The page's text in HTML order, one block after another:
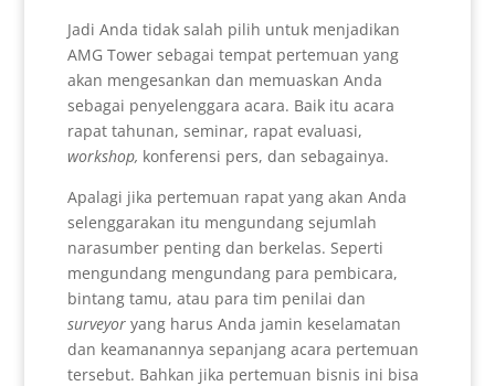
Jadi Anda tidak salah pilih untuk menjadikan
AMG Tower sebagai tempat pertemuan yang
akan mengesankan dan memuaskan Anda
sebagai penyelenggara acara. Baik itu acara
rapat tahunan, seminar, rapat evaluasi,
workshop, konferensi pers, dan sebagainya.
Apalagi jika pertemuan rapat yang akan Anda
selenggarakan itu mengundang sejumlah
narasumber penting dan berkelas. Seperti
mengundang mengundang para pembicara,
bintang tamu, atau para tim penilai dan
surveyoryang harus Anda jamin keselamatan
dan keamanannya sepanjang acara pertemuan
tersebut. Bahkan jika pertemuan bisnis ini bisa